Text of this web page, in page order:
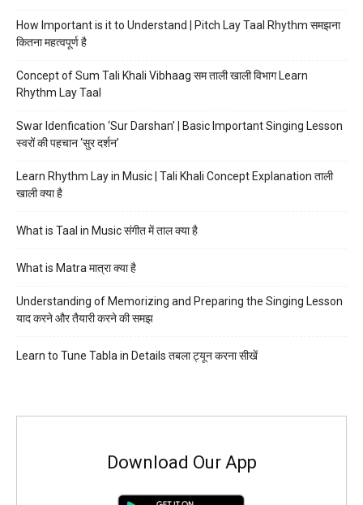
How Important is it to Understand | Pitch Lay Taal Rhythm समझना
कितना महत्वपूर्ण है
Concept of Sum Tali Khali Vibhaag सम ताली खाली विभाग Learn
Rhythm Lay Taal
Swar Idenfication ‘Sur Darshan’ | Basic Important Singing Lesson
स्वरों की पहचान ‘सुर दर्शन’
Learn Rhythm Lay in Music | Tali Khali Concept Explanation ताली
खाली क्या है
What is Taal in Music संगीत में ताल क्या है
What is Matra मात्रा क्या है
Understanding of Memorizing and Preparing the Singing Lesson
याद करने और तैयारी करने की समझ
Learn to Tune Tabla in Details तबला ट्यून करना सीखें
Download Our App